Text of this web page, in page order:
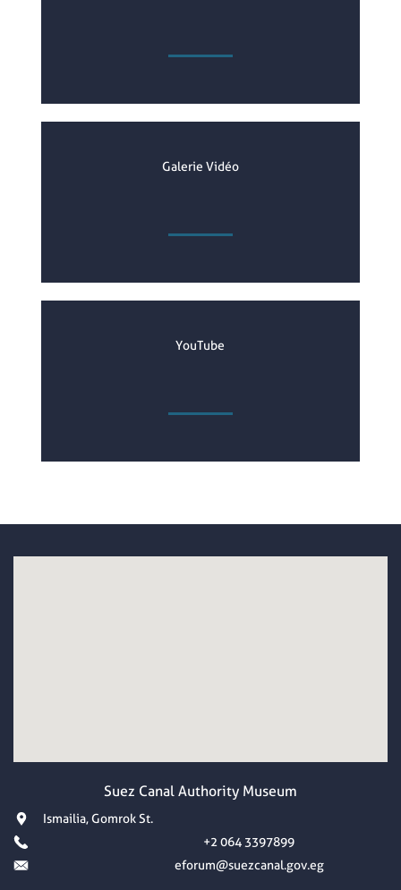
Galerie Vidéo
YouTube
Suez Canal Authority Museum
Ismailia, Gomrok St.
+2 064 3397899
eforum@suezcanal.gov.eg